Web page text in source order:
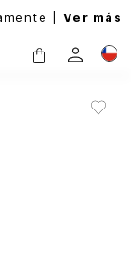
| Ver más